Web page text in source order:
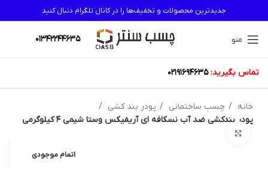
جدیدترین محصولات و تخفیف‌ها را در کانال تلگرام دنبال کنید
منو 01342244635
تماس بگیرید: 02191694635
خانه چسب ساختمانی
پودر بند کشی
پودر بندکشی ضد آب نسکافه ای آریفیکس وستا شیمی 4 کیلوگرمی
اتمام موجودی